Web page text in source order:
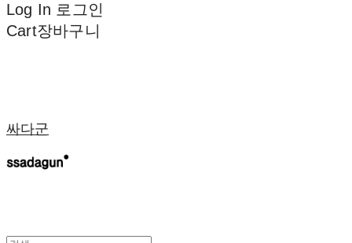
Log In 로그인
Cart장바구니
싸다군